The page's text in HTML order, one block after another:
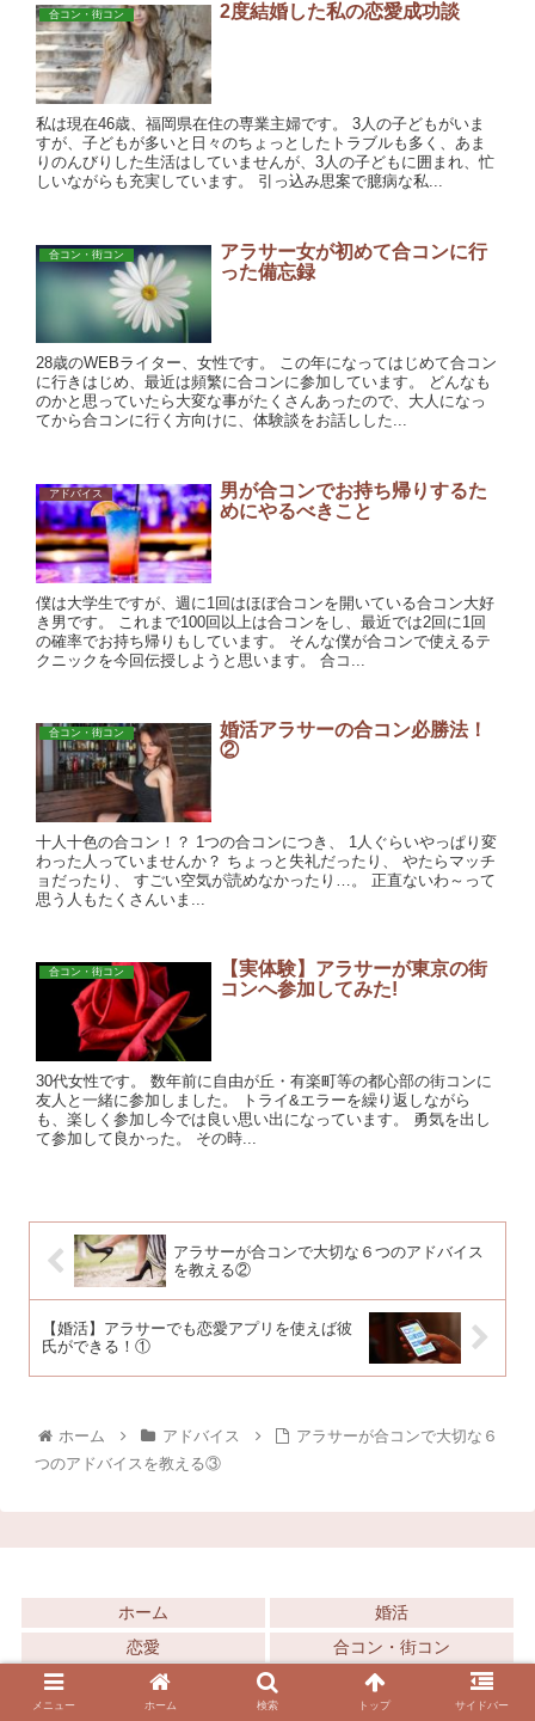
合コン・街コン 2度結婚した私の恋愛成功談
私は現在46歳、福岡県在住の専業主婦です。 3人の子どもがいま
すが、子どもが多いと日々のちょっとしたトラブルも多く、あま
りのんびりした生活はしていませんが、3人の子どもに囲まれ、忙
しいながらも充実しています。 引っ込み思案で臆病な私...
合コン・街コン
アラサー女が初めて合コンに行
った備忘録
28歳のWEBライター、女性です。 この年になってはじめて合コン
に行きはじめ、最近は頻繁に合コンに参加しています。 どんなも
のかと思っていたら大変な事がたくさんあったので、大人になっ
てから合コンに行く方向けに、体験談をお話しした...
アドバイス
男が合コンでお持ち帰りするた
めにやるべきこと
僕は大学生ですが、週に1回はほぼ合コンを開いている合コン大好
き男です。 これまで100回以上は合コンをし、最近では2回に1回
の確率でお持ち帰りもしています。 そんな僕が合コンで使えるテ
クニックを今回伝授しようと思います。 合コ...
合コン・街コン
婚活アラサーの合コン必勝法！
②
十人十色の合コン！？ 1つの合コンにつき、 1人ぐらいやっぱり変
わった人っていませんか？ ちょっと失礼だったり、 やたらマッチ
ョだったり、 すごい空気が読めなかったり…。 正直ないわ～って
思う人もたくさんいま...
合コン・街コン
【実体験】アラサーが東京の街
コンへ参加してみた!
30代女性です。 数年前に自由が丘・有楽町等の都心部の街コンに
友人と一緒に参加しました。 トライ&エラーを繰り返しながら
も、楽しく参加し今では良い思い出になっています。 勇気を出し
て参加して良かった。 その時...
アラサーが合コンで大切な６つのアドバイス
を教える②
【婚活】アラサーでも恋愛アプリを使えば彼
氏ができる！①
ホーム アドバイス
アラサーが合コンで大切な６
つのアドバイスを教える③
ホーム
婚活
恋愛
合コン・街コン
© 2018-2026 【恋愛・婚活ブログ】今ドキの婚活事情.
メニュー ホーム 検索 トップ サイドバー